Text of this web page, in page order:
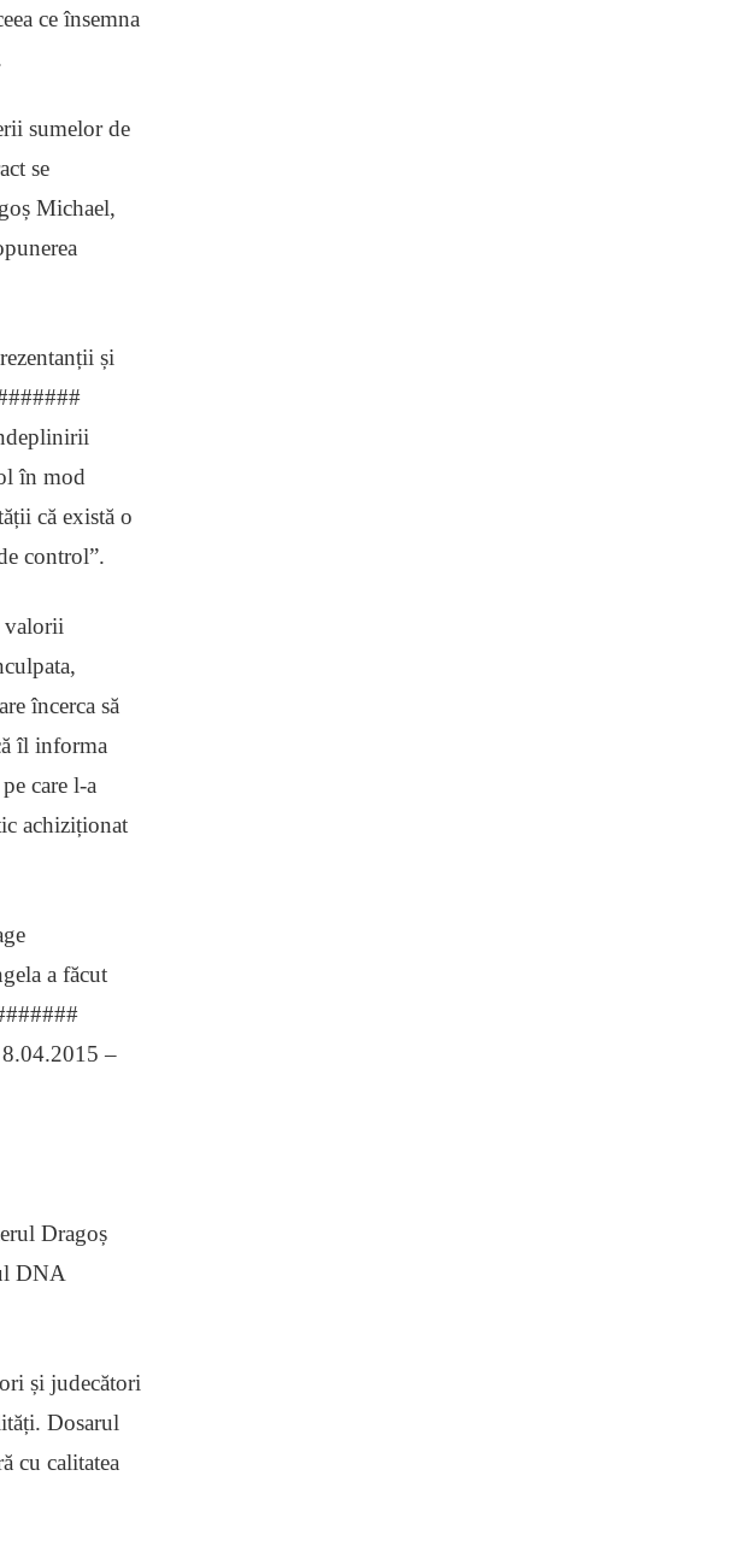
ce însemna
sumelor de
se
Michael,
și
în mod
că există o
control”.
valorii
încerca să
îl informa
care l-a
achiziționat
a făcut
–
Dragoș
DNA
și judecători
Dosarul
cu calitatea